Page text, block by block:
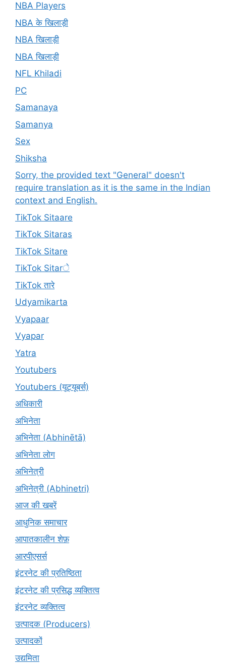
NBA Players
NBA के खिलाड़ी
NBA खिलाड़ी
NBA खिलाड़ी
NFL Khiladi
PC
Samanaya
Samanya
Sex
Shiksha
Sorry, the provided text "General" doesn't
require translation as it is the same in the Indian
context and English.
TikTok Sitaare
TikTok Sitaras
TikTok Sitare
TikTok Sitarे
TikTok तारे
Udyamikarta
Vyapaar
Vyapar
Yatra
Youtubers
Youtubers (यूट्यूबर्स)
अधिकारी
अभिनेता
अभिनेता (Abhinētā)
अभिनेता लोग
अभिनेत्री
अभिनेत्री (Abhinetri)
आज की खबरें
आधुनिक समाचार
आपातकालीन शेफ़
आरपीएसर्स
इंटरनेट की प्रतिष्ठिता
इंटरनेट की प्रसिद्ध व्यक्तित्व
इंटरनेट व्यक्तित्व
उत्पादक (Producers)
उत्पादकों
उद्यमिता